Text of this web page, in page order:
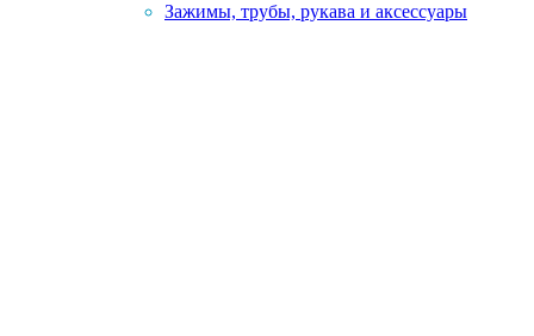
Зажимы, трубы, рукава и аксессуары